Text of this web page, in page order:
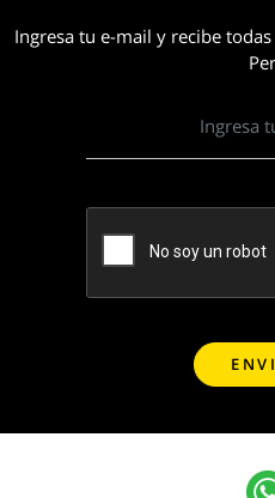
Ingresa tu e-mail y recibe